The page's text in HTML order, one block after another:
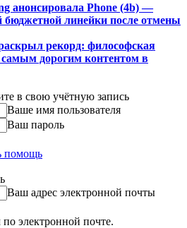
анонсировала Phone (4b) —
линейки после отмены
рекорд: философская
самым дорогим контентом в
в свою учётную запись
Ваше имя пользователя
Ваш пароль
помощь
Ваш адрес электронной почты
электронной почте.